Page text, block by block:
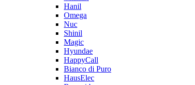
Hanil
Omega
Nuc
Shinil
Magic
Hyundae
HappyCall
Bianco di Puro
HausElec